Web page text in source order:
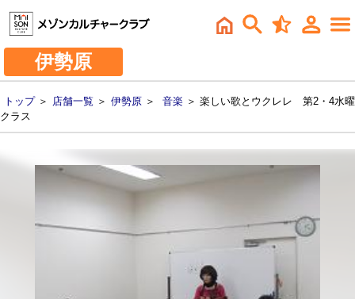
伊勢原
トップ＞ 店舗一覧 ＞ 伊勢原 ＞ 音楽 ＞ 楽しい歌とウクレレ 第2・4水曜
クラス